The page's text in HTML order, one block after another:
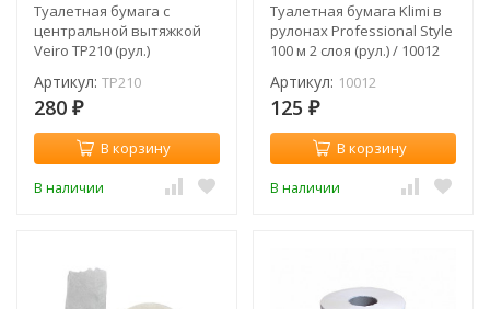
Туалетная бумага c
центральной вытяжкой
Veiro TP210 (рул.)
Артикул: TP210
280 ₽
В корзину
В наличии
Туалетная бумага Klimi в
рулонах Professional Style
100 м 2 слоя (рул.) / 10012
Артикул: 10012
125 ₽
В корзину
В наличии